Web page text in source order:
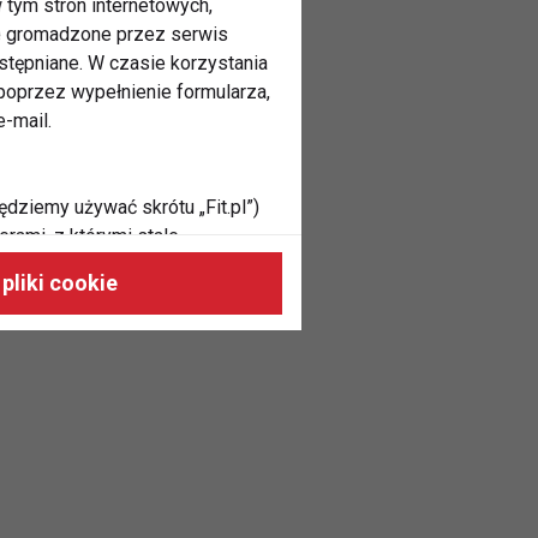
tym stron internetowych,
gromadzone przez serwis
W czasie korzystania
wypełnienie formularza,
mail.
używać skrótu „Fit.pl”)
z którymi stale
oraz do
odpowiadać Twoim
cookie